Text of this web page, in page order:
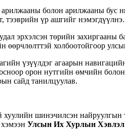
болон арилжааны бус
тээврийн үр ашгийг нэмэгдүүлнэ.
эрхэлсэн төрийн захиргааны
өөрчлөлттэй холбоотойгоор
үзүүлдэг агаарын
орон нутгийн өмчийн
сайд танилцуулав.
хуулийн шинэчилсэн
Улсын Их Хурлын Хэвлэл